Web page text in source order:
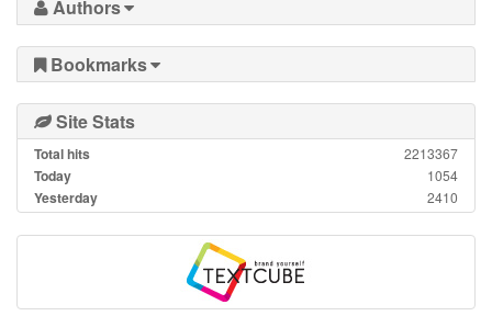
Authors
Bookmarks
Site Stats
Total hits 2213367
Today 1054
Yesterday 2410